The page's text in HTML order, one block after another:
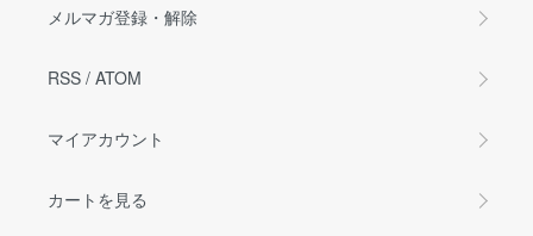
メルマガ登録・解除
RSS / ATOM
マイアカウント
カートを見る